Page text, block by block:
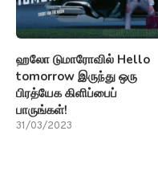
ஹலோ டுமாரோவில் Hello
tomorrow இருந்து ஒரு
பிரத்யேக கிளிப்பைப்
பாருங்கள்!
31/03/2023